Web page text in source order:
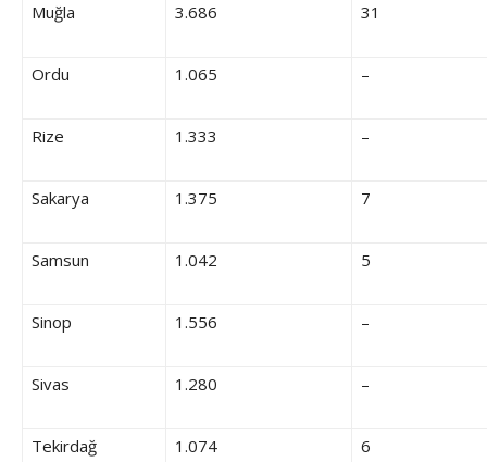
Muğla 3.686 31
Ordu 1.065 –
Rize 1.333 –
Sakarya 1.375 7
Samsun 1.042 5
Sinop 1.556 –
Sivas 1.280 –
Tekirdağ 1.074 6